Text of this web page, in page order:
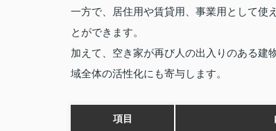
一方で、居住用や賃貸用、事業用として使
とができます。
加えて、空き家が再び人の出入りのある建
域全体の活性化にも寄与します。
項目